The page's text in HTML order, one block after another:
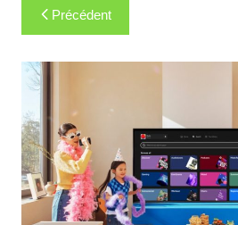
Navigation
de
l’article
Précédent